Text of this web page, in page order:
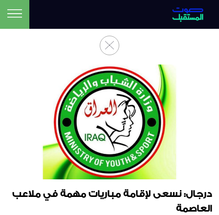
درجال: نسعى لإقامة مباريات مهمة في ملاعب
العاصمة